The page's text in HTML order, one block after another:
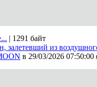
| 1291 байт
залетевший из
в 29/03/2026 07:50:00